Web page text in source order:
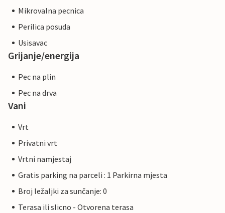
Mikrovalna pecnica
Perilica posuda
Usisavac
Grijanje/energija
Pec na plin
Pec na drva
Vani
Vrt
Privatni vrt
Vrtni namjestaj
Gratis parking na parceli : 1 Parkirna mjesta
Broj ležaljki za sunčanje: 0
Terasa ili slicno - Otvorena terasa